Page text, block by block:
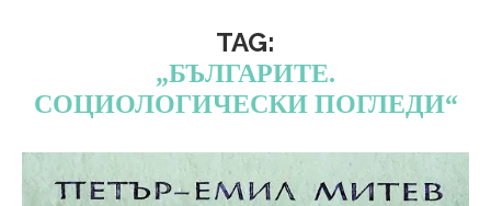
TAG:
„БЪЛГАРИТЕ.
СОЦИОЛОГИЧЕСКИ ПОГЛЕДИ“